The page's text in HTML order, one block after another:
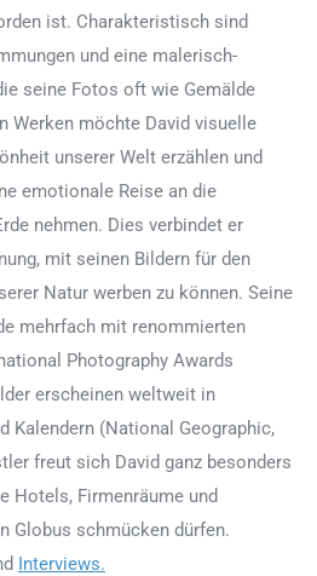
ist. Charakteristisch sind
und eine malerisch-
seine Fotos oft wie Gemälde
Werken möchte David visuelle
unserer Welt erzählen und
emotionale Reise an die
nehmen. Dies verbindet er
mit seinen Bildern für den
Natur werben zu können. Seine
mehrfach mit renommierten
Photography Awards
erscheinen weltweit in
Kalendern (National Geographic,
freut sich David ganz besonders
Hotels, Firmenräume und
Globus schmücken dürfen.
Interviews.